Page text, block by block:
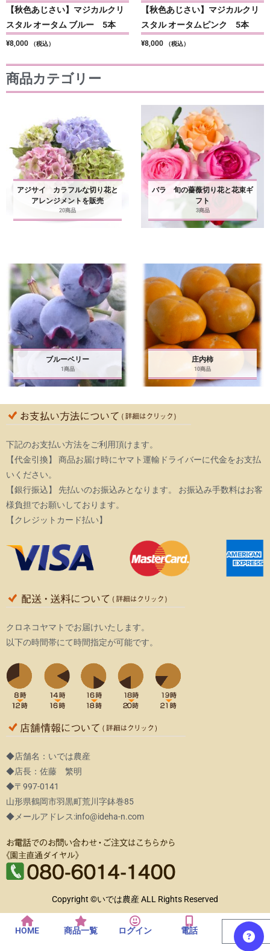
【秋色あじさい】マジカルクリ
スタル オータム ブルー 5本
¥8,000 （税込）
【秋色あじさい】マジカルクリ
スタル オータムピンク 5本
¥8,000 （税込）
商品カテゴリー
アジサイ カラフルな切り花と
アレンジメントを販売
20商品
バラ 旬の薔薇切り花と花束ギ
フト
3商品
ブルーベリー
1商品
庄内柿
10商品
下記のお支払い方法をご利用頂けます。
【代金引換】 商品お届け時にヤマト運輸ドライバーに代金をお支払
いください。
【銀行振込】 先払いのお振込みとなります。 お振込み手数料はお客
様負担でお願いしております。
【クレジットカード払い】
クロネコヤマトでお届けいたします。
以下の時間帯にて時間指定が可能です。
◆店舗名：いでは農産
◆店長：佐藤 繁明
◆〒997-0141
山形県鶴岡市羽黒町荒川字鉢巻85
◆メールアドレス:info@ideha-n.com
Copyright ©いでは農産 ALL Rights Reserved
HOME 商品一覧 ログイン 電話 ¥ 0Cart